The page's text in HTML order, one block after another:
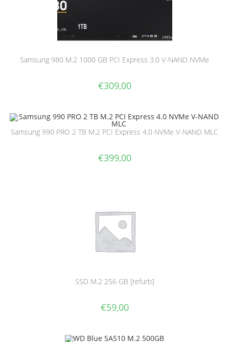
Samsung 980 M.2 1000 GB PCI Express 3.0 V-NAND NVMe
€309,00
Samsung 990 PRO 2 TB M.2 PCI Express 4.0 NVMe V-NAND MLC
€399,00
SSD M.2 256 GB [refurb]
€59,00